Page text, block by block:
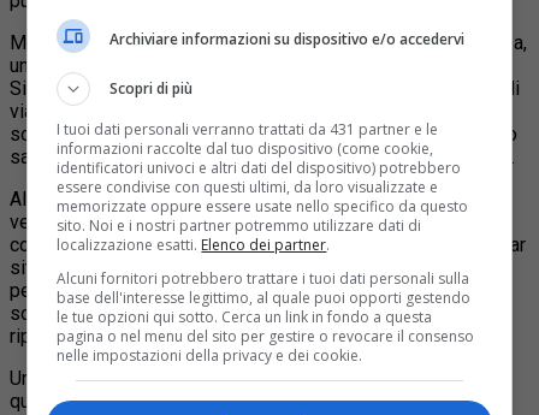
Mercoledì pomeriggio, i poliziotti del Comm.to Barriera Nizza,
unitamente a personale della Polizia Municipale e dell’ASL
Sian, hanno controllato 5 locali: a carico di una gastronomia di
via Saluzzo è stata riscontrata una abusiva attività di
somministrazione, nonché varie irregolarità di natura igienico
sanitaria, per cui venivano elevate oltre 27000 € di sanzioni.
All’interno di un minimarket sito sotto i portici di via Nizza
venivano rinvenuti 4 congelatori sporchi e con le guarnizioni
consunte; il titolare è stato sanzionato per oltre 1000€. Un bar
sito in via Principe Tommaso è stato sanzionato per 1900 €
per diverse violazioni amministrative; l’ASL ne disponeva la
sospensione dell’attività di somministrazione sino al
ripristino dello stato dei luoghi.
Una sala giochi ubicata nella medesima via, all’interno della
quale non venivano rispettate diverse direttive anticovid (il
Archiviare informazioni su dispositivo e/o accedervi
Scopri di più
I tuoi dati personali verranno trattati da 431 partner e le
informazioni raccolte dal tuo dispositivo (come cookie,
identificatori univoci e altri dati del dispositivo) potrebbero
essere condivise con questi ultimi, da loro visualizzate e
memorizzate oppure essere usate nello specifico da questo
sito. Noi e i nostri partner potremmo utilizzare dati di
localizzazione esatti. Elenco dei partner.
Alcuni fornitori potrebbero trattare i tuoi dati personali sulla
base dell'interesse legittimo, al quale puoi opporti gestendo
le tue opzioni qui sotto. Cerca un link in fondo a questa
pagina o nel menu del sito per gestire o revocare il consenso
nelle impostazioni della privacy e dei cookie.